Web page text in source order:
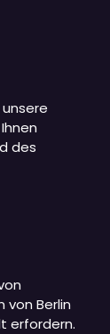
des
Berlin
erfordern.